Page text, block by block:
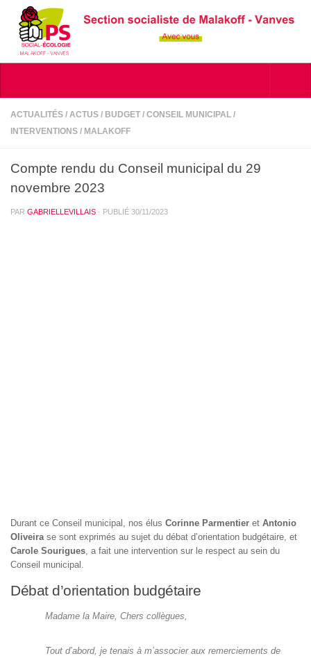
Skip to content
ACTUALITÉS / ACTUS / BUDGET / CONSEIL MUNICIPAL /
INTERVENTIONS / MALAKOFF
Compte rendu du Conseil municipal du 29
novembre 2023
PAR GABRIELLEVILLAIS · PUBLIÉ 30/11/2023
Durant ce Conseil municipal, nos élus Corinne Parmentier et Antonio
Oliveirase sont exprimés au sujet du débat d’orientation budgétaire, et
Carole Sourigues, a fait une intervention sur le respect au sein du
Conseil municipal.
Débat d’orientation budgétaire
Madame la Maire, Chers collègues,
Tout d’abord, je tenais à m’associer aux remerciements de